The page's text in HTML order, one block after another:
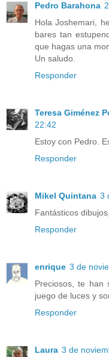
Pedro Barahona
Hola Joshemari,
bares tan
que hagas una
Un saludo.
Responder
Teresa Giménez
22:42
Estoy con Pedro.
Responder
Mikel Quintana 3
Fantásticos
Responder
enrique 3 de
Preciosos, te han
juego de luces y
Responder
Laura 3 de